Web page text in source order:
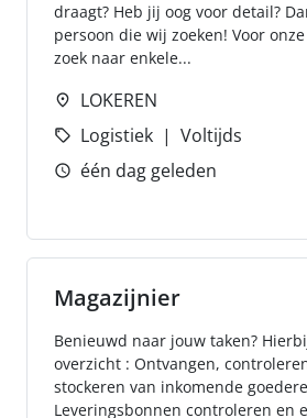
draagt? Heb jij oog voor detail?
persoon die wij zoeken! Voor
zoek naar enkele...
LOKEREN
Logistiek
Voltijds
één dag geleden
Magazijnier
Benieuwd naar jouw taken?
overzicht : Ontvangen,
stockeren van inkomende
Leveringsbonnen controleren en